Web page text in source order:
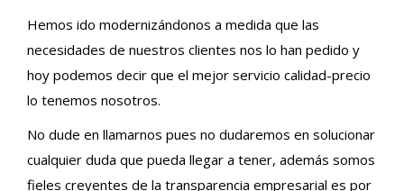
Hemos ido modernizándonos a medida que las
necesidades de nuestros clientes nos lo han pedido y
hoy podemos decir que el mejor servicio calidad-precio
lo tenemos nosotros.
No dude en llamarnos pues no dudaremos en solucionar
cualquier duda que pueda llegar a tener, además somos
fieles creyentes de la transparencia empresarial es por